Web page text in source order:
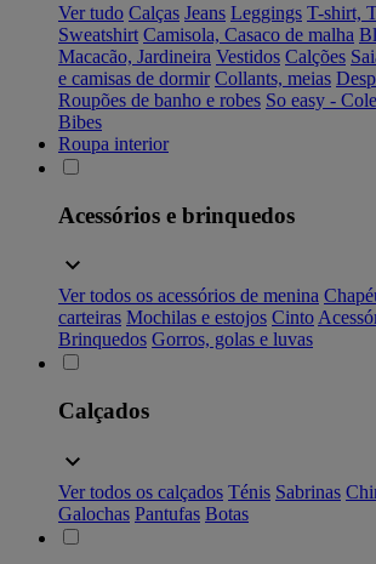
Ver tudo Calças Jeans Leggings T-shirt,
Sweatshirt Camisola, Casaco de malha
Macacão, Jardineira Vestidos Calções
e camisas de dormir Collants, meias
Roupões de banho e robes So easy -
Bibes
Roupa interior
Acessórios e brinquedos
Ver todos os acessórios de menina
carteiras Mochilas e estojos Cinto
Brinquedos Gorros, golas e luvas
Calçados
Ver todos os calçados Ténis Sabrinas
Galochas Pantufas Botas